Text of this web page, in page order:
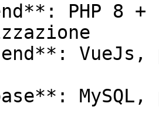
PHP 8
VueJs,